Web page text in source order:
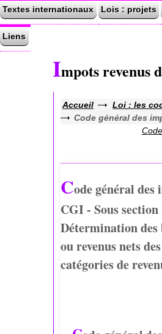
Textes internationaux Lois : projets
Liens
Impots revenus
Accueil Loi : les
Code général des
Code général des
CGI - Sous
Détermination des
ou revenus nets
catégories de